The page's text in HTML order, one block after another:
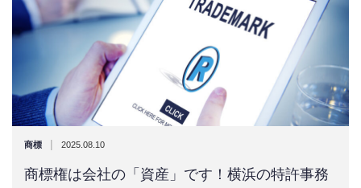
商標 | 2025.08.10
商標権は会社の「資産」です！横浜の特許事務